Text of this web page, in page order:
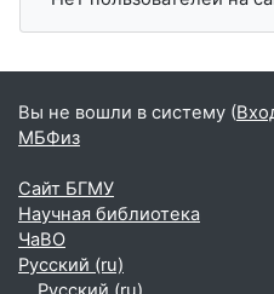
Вы не вошли в систему (
МБФиз
Сайт БГМУ
Научная библиотека
ЧаВО
Русский ‎(ru)‎